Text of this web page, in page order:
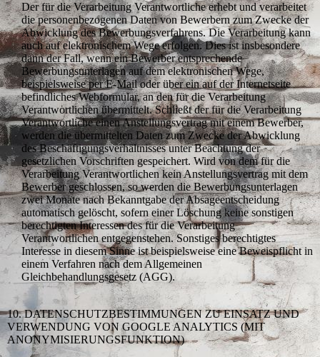
Der für die Verarbeitung Verantwortliche erhebt und verarbeitet
die personenbezogenen Daten von Bewerbern zum Zwecke der
Abwicklung des Bewerbungsverfahrens. Die Verarbeitung kann
auch auf elektronischem Wege erfolgen. Dies ist insbesondere
dann der Fall, wenn ein Bewerber entsprechende
Bewerbungsunterlagen auf dem elektronischen Wege,
beispielsweise per E-Mail oder über ein auf der Internetseite
befindliches Webformular, an den für die Verarbeitung
Verantwortlichen übermittelt. Schließt der für die Verarbeitung
Verantwortliche einen Anstellungsvertrag mit einem Bewerber,
werden die übermittelten Daten zum Zwecke der Abwicklung
des Beschäftigungsverhältnisses unter Beachtung der
gesetzlichen Vorschriften gespeichert. Wird von dem für die
Verarbeitung Verantwortlichen kein Anstellungsvertrag mit dem
Bewerber geschlossen, so werden die Bewerbungsunterlagen
zwei Monate nach Bekanntgabe der Absageentscheidung
automatisch gelöscht, sofern einer Löschung keine sonstigen
berechtigten Interessen des für die Verarbeitung
Verantwortlichen entgegenstehen. Sonstiges berechtigtes
Interesse in diesem Sinne ist beispielsweise eine Beweispflicht in
einem Verfahren nach dem Allgemeinen
Gleichbehandlungsgesetz (AGG).
10. DATENSCHUTZBESTIMMUNGEN ZU EINSATZ UND
VERWENDUNG VON GOOGLE ANALYTICS (MIT
ANONYMISIERUNGSFUNKTION)